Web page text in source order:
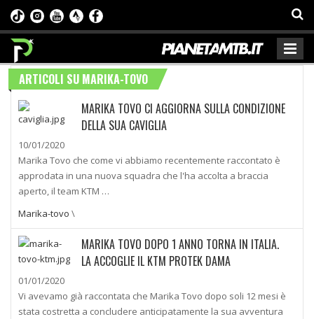
ARTICOLI SU MARIKA-TOVO
MARIKA TOVO CI AGGIORNA SULLA CONDIZIONE
DELLA SUA CAVIGLIA
10/01/2020
Marika Tovo che come vi abbiamo recentemente raccontato è
approdata in una nuova squadra che l'ha accolta a braccia
aperto, il team KTM …
Marika-tovo \
MARIKA TOVO DOPO 1 ANNO TORNA IN ITALIA.
LA ACCOGLIE IL KTM PROTEK DAMA
01/01/2020
Vi avevamo già raccontata che Marika Tovo dopo soli 12 mesi è
stata costretta a concludere anticipatamente la sua avventura